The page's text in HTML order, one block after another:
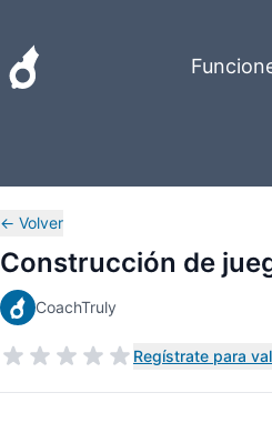
← Volver
Construcción de
CoachTruly
Regístrate para